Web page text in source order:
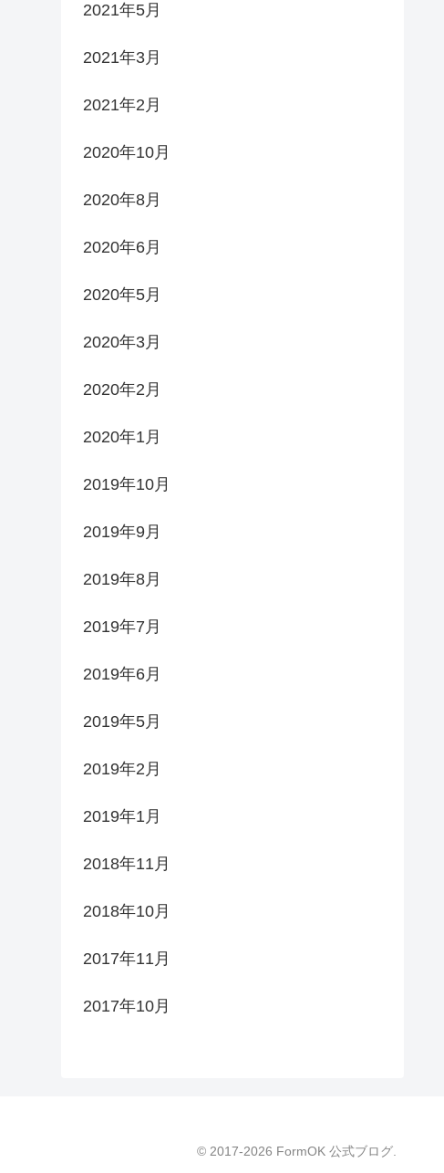
2021年5月
2021年3月
2021年2月
2020年10月
2020年8月
2020年6月
2020年5月
2020年3月
2020年2月
2020年1月
2019年10月
2019年9月
2019年8月
2019年7月
2019年6月
2019年5月
2019年2月
2019年1月
2018年11月
2018年10月
2017年11月
2017年10月
© 2017-2026 FormOK 公式ブログ.